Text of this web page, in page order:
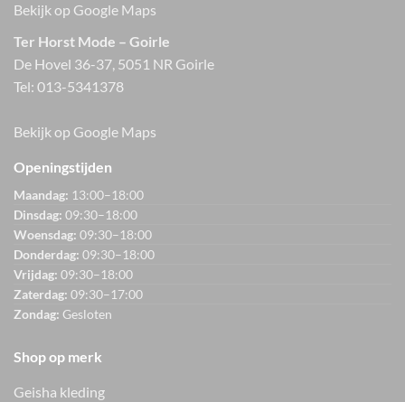
Bekijk op Google Maps
Ter Horst Mode – Goirle
De Hovel 36-37, 5051 NR Goirle
Tel: 013-5341378
Bekijk op Google Maps
Openingstijden
Maandag: 13:00–18:00
Dinsdag: 09:30–18:00
Woensdag: 09:30–18:00
Donderdag: 09:30–18:00
Vrijdag: 09:30–18:00
Zaterdag: 09:30–17:00
Zondag: Gesloten
Shop op merk
Geisha kleding